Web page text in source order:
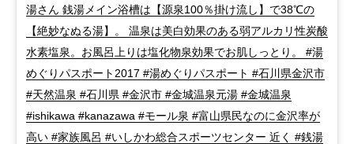
湯さん 銭湯メイン浴槽は【源泉100％掛け流し】で38℃の
【絶妙なぬる湯】。 温泉は美白効果のある弱アルカリ性炭酸
水素塩泉。お風呂上りは塩化物泉効果でお肌しっとり。 #湯
めぐりパスポート2017 #湯めぐりパスポート #石川県金沢市
#天然温泉 #石川県 #金沢市 #金城温泉元湯 #金城温泉
#ishikawa #kanazawa #モール泉 #富山県民なのに金沢率が
高い #家族風呂 #いしかわ総合スポーツセンター 近く #銭湯